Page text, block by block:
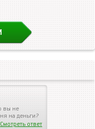
вы не
на деньги?
Смотреть ответ